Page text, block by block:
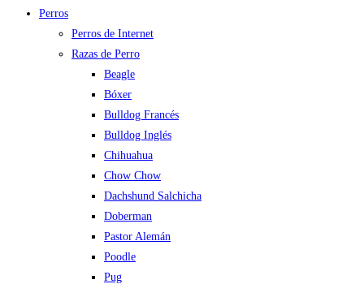
Perros
Perros de Internet
Razas de Perro
Beagle
Bóxer
Bulldog Francés
Bulldog Inglés
Chihuahua
Chow Chow
Dachshund Salchicha
Doberman
Pastor Alemán
Poodle
Pug